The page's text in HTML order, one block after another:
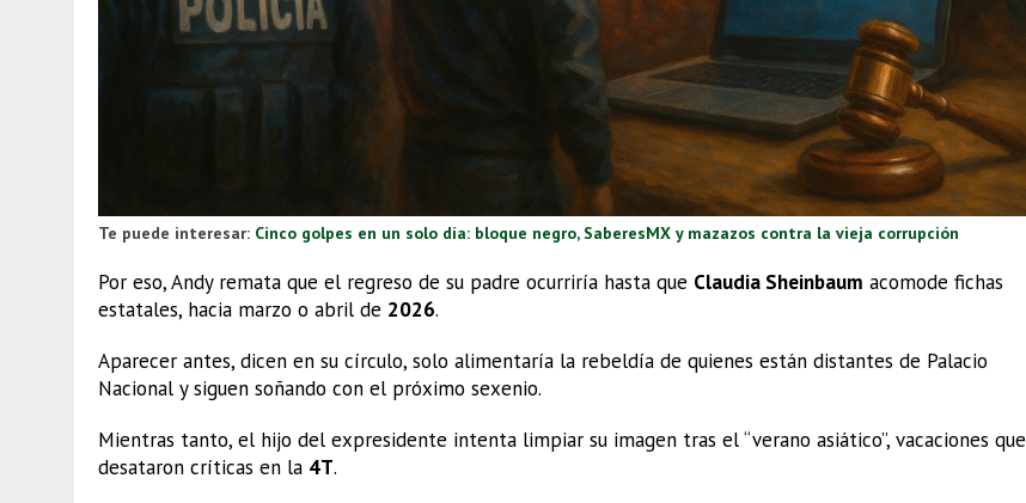
Te puede interesar: Cinco golpes en un solo día: bloque negro, SaberesMX y mazazos contra la vieja corrupción
Por eso, Andy remata que el regreso de su padre ocurriría hasta que Claudia Sheinbaum acomode fichas
estatales, hacia marzo o abril de 2026.
Aparecer antes, dicen en su círculo, solo alimentaría la rebeldía de quienes están distantes de Palacio
Nacional y siguen soñando con el próximo sexenio.
Mientras tanto, el hijo del expresidente intenta limpiar su imagen tras el “verano asiático”, vacaciones que
desataron críticas en la 4T.